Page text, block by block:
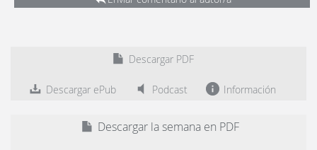
Descargar PDF
Descargar ePub Podcast Información
Descargar la semana en PDF